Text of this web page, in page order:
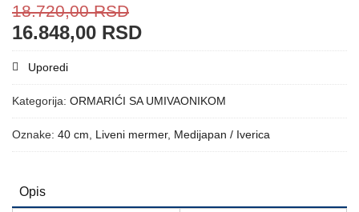
18.720,00RSD
16.848,00 RSD
Uporedi
Kategorija: ORMARIĆI SA UMIVAONIKOM
Oznake: 40 cm Liveni mermer, Medijapan / Iverica
Opis